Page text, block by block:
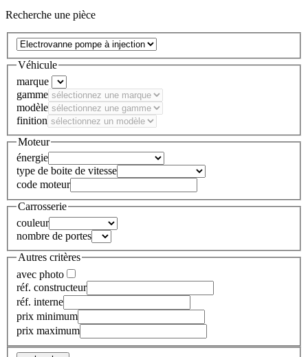
Recherche une pièce
Véhicule
marque
gamme
modèle
finition
Moteur
énergie
type de boite de vitesse
code moteur
Carrosserie
couleur
nombre de portes
Autres critères
avec photo
réf. constructeur
réf. interne
prix minimum
prix maximum